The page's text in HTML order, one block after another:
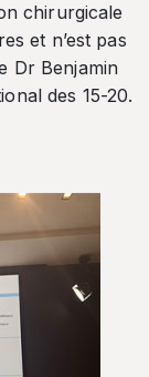
chirurgicale
et n’est pas
Dr Benjamin
des 15-20.